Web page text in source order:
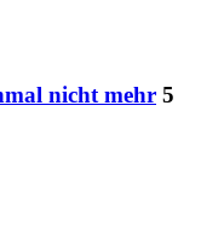
nicht mehr 5